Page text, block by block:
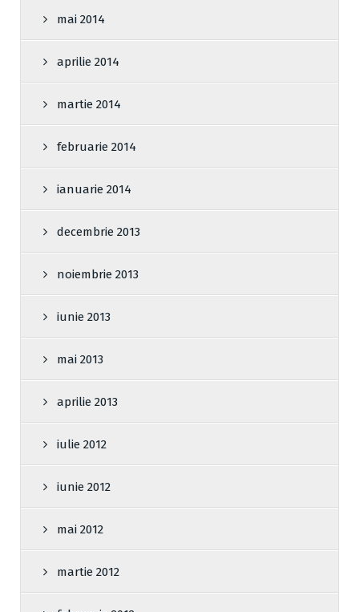
mai 2014
aprilie 2014
martie 2014
februarie 2014
ianuarie 2014
decembrie 2013
noiembrie 2013
iunie 2013
mai 2013
aprilie 2013
iulie 2012
iunie 2012
mai 2012
martie 2012